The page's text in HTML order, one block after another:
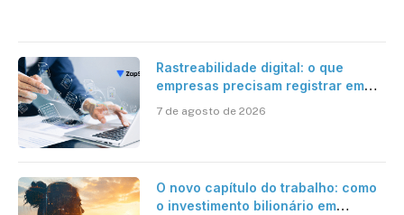
Rastreabilidade digital: o que
empresas precisam registrar em
7 de agosto de 2026
O novo capítulo do trabalho: como
o investimento bilionário em